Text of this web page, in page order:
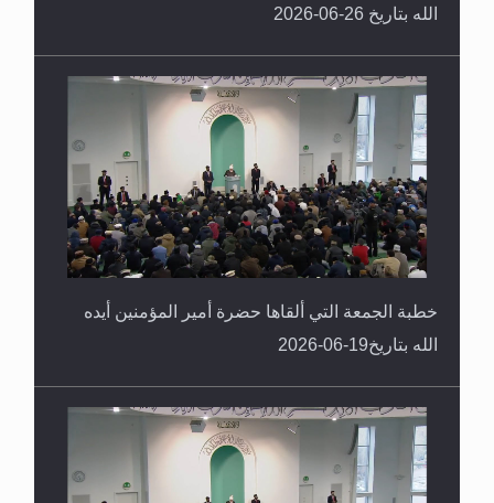
الله بتاريخ 26-06-2026
خطبة الجمعة التي ألقاها حضرة أمير المؤمنين أيده
الله بتاريخ19-06-2026